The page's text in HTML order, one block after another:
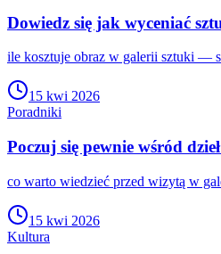
Dowiedz się jak wyceniać
ile kosztuje obraz w galerii sztuki —
15 kwi 2026
Poradniki
Poczuj się pewnie wśród
co warto wiedzieć przed wizytą w
15 kwi 2026
Kultura